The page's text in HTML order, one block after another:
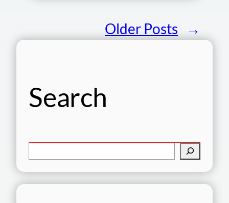
Older Posts →
Search
e
r
c